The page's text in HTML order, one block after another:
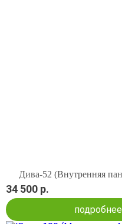
Дива-52 (Внутренняя
34 500 р.
подробнее